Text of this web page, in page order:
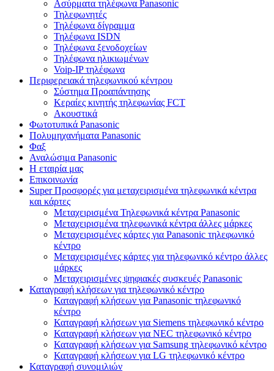
Ασύρματα τηλέφωνα Panasonic
Τηλεφωνητές
Τηλέφωνα δίγραμμα
Τηλέφωνα ISDN
Τηλέφωνα ξενοδοχείων
Τηλέφωνα ηλικιωμένων
Voip-IP τηλέφωνα
Περιφερειακά τηλεφωνικού κέντρου
Σύστημα Προαπάντησης
Κεραίες κινητής τηλεφωνίας FCT
Ακουστικά
Φωτοτυπικά Panasonic
Πολυμηχανήματα Panasonic
Φαξ
Αναλώσιμα Panasonic
Η εταιρία μας
Επικοινωνία
Super Προσφορές για μεταχειρισμένα τηλεφωνικά κέντρα
και κάρτες
Μεταχειρισμένα Τηλεφωνικά κέντρα Panasonic
Μεταχειρισμένα τηλεφωνικά κέντρα άλλες μάρκες
Μεταχειρισμένες κάρτες για Panasonic τηλεφωνικό
κέντρο
Μεταχειρισμένες κάρτες για τηλεφωνικό κέντρο άλλες
μάρκες
Μεταχειρισμένες ψηφιακές συσκευές Panasonic
Καταγραφή κλήσεων για τηλεφωνικό κέντρο
Καταγραφή κλήσεων για Panasonic τηλεφωνικό
κέντρο
Καταγραφή κλήσεων για Siemens τηλεφωνικό κέντρο
Καταγραφή κλήσεων για NEC τηλεφωνικό κέντρο
Καταγραφή κλήσεων για Samsung τηλεφωνικό κέντρο
Καταγραφή κλήσεων για LG τηλεφωνικό κέντρο
Καταγραφή συνομιλιών